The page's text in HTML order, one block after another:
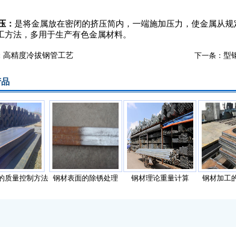
： 是将金属放在密闭的挤压简内，一端施加压力，使金属从
方法，多用于生产有色金属材料。
高精度冷拔钢管工艺 下一条： 型
质量控制方法 钢材表面的除锈处理 钢材理论重量计算 钢材加工